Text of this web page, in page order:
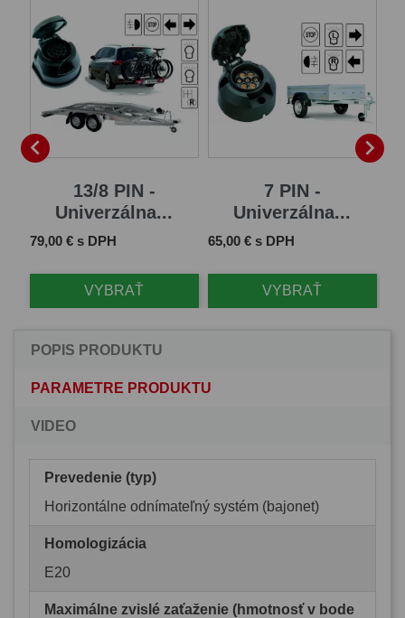

13/8 PIN -
Univerzálna...
Cena
79,00 € s DPH
VYBRAŤ
7 PIN -
Univerzálna...
Cena
65,00 € s DPH
VYBRAŤ

POPIS PRODUKTU
PARAMETRE PRODUKTU
VIDEO
Prevedenie (typ)
Horizontálne odnímateľný systém (bajonet)
Homologizácia
E20
Maximálne zvislé zaťaženie (hmotnosť v bode